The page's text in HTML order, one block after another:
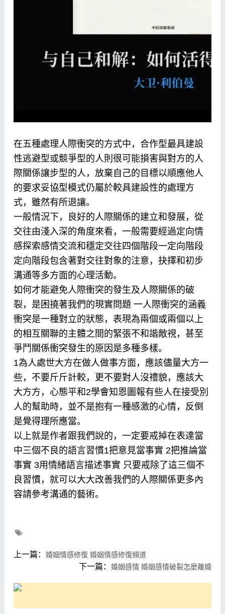
在五種處理人際衝突的方式中，合作型最具建設
性逃避型或競爭型的人則很可能損害與對方的人
際關係讓步型的人，放棄自己的目標以順應他人
的要求妥協型模式仍屬於較具建設性的處理方
式，雖然有所退讓。
一般情況下，良好的人際關係的建立和發展，從
交往由淺入深的角度來看，一般需要經過定向情
感探索感情交流和穩定交往四個階段一定向階段
定向階段包含著對交往對象的注意，抉擇和初步
溝通等多方面的心理活動。
如何才能避免人際衝突的發生及人際關係的破
裂，是困撓著我們的現實問題 一人際衝突的涵義
衝突是一種對立的狀態，表現為兩個或兩個以上
的相互關聯的主體之間的緊張不和諧敵視，甚至
爭鬥關係衝突發生的原因是多種多樣。
1為人處世大方在做人做事方面，應該儘量大方一
些，不要斤斤計較，更不要對人沒禮貌，應該大
大方方，心態平和2學會知恩圖報有些人在接受別
人的幫助時，並不是抱有一種感激的心情，反倒
是覺得理所應當。
以上就是作者跟我們說的，一定要戒掉在表達當
中三個不良的語言習慣1把意見當事實 2把推論當
事實 3用情緒語言描述事實 只要戒除了這三個不
良習慣，就可以大大改善我們的人際關係更多內
容請參考溝通的藝術。
上一篇： 婚姻情感修復 婚姻情感修復頻道
下一篇：婚姻感情 婚姻感情破裂怎麼離婚